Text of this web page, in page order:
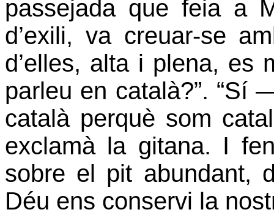
passejada que feia a
d’exili, va creuar-se
d’elles, alta i plena, es
parleu en català?”.
català perquè som
exclamà la gitana. I
sobre el pit abundant,
Déu ens conservi la